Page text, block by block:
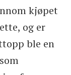
kjøpet
og er
ble en